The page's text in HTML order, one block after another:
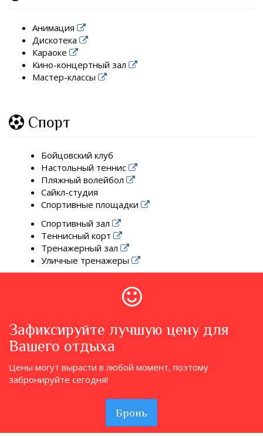
Анимация
Дискотека
Караоке
Кино-концертный зал
Мастер-классы
Спорт
Бойцовский клуб
Настольный теннис
Пляжный волейбол
Сайкл-студия
Спортивные площадки
Спортивный зал
Теннисный корт
Тренажерный зал
Уличные тренажеры
Зафиксируйте лучшую цену для
Вашего отдыха
Цены могут вырасти в любой момент, поэтому
забронируйте сегодня!
Бронь